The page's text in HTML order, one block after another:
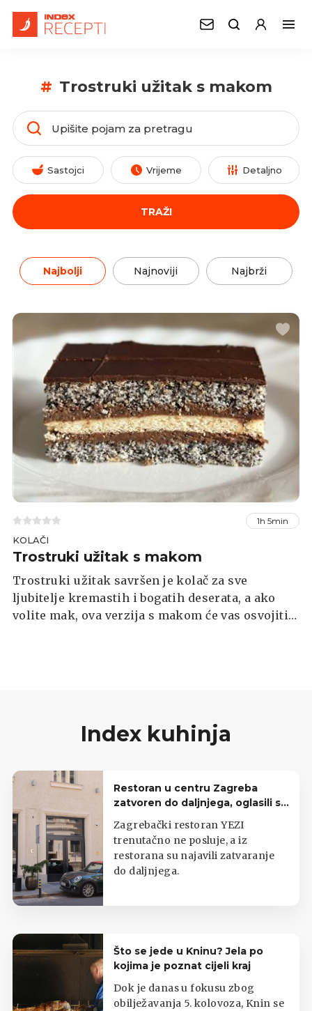
# Trostruki užitak s makom
Sastojci Vrijeme Detaljno
TRAŽI
Najbolji Najnoviji Najbrži
1h 5min
KOLAČI
Trostruki užitak s makom
Trostruki užitak savršen je kolač za sve
ljubitelje kremastih i bogatih deserata, a ako
volite mak, ova verzija s makom će vas osvojiti.
punog izražaja. Po ovom receptu radila ga je i
je u Facebook grupi Index Recepti: Što ste danas
kuhali?
Index kuhinja
Restoran u centru Zagreba
zatvoren do daljnjega, oglasili se
iz lokala
Zagrebački restoran YEZI
trenutačno ne posluje, a iz
restorana su najavili zatvaranje
do daljnjega.
Što se jede u Kninu? Jela po
kojima je poznat cijeli kraj
Dok je danas u fokusu zbog
obilježavanja 5. kolovoza, Knin se